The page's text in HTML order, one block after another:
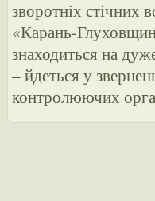
зворотніх стічних
«Карань-
знаходиться на
– йдеться у
контролюючих